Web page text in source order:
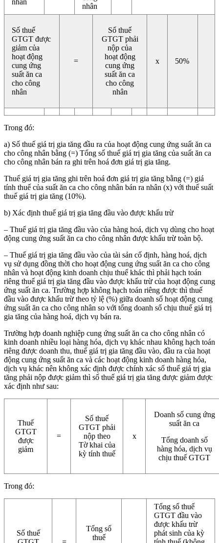
nhân
Số thuế
GTGT được
giảm của
hoạt động
cung ứng
suất ăn ca
cho công
nhân
=
Số thuế
GTGT phải
nộp của
hoạt động
cung ứng
suất ăn ca
cho công
nhân
x 50%
Trong đó:
a) Số thuế giá trị gia tăng đầu ra của hoạt động cung ứng suất ăn ca
cho công nhân bằng (=) Tổng số thuế giá trị gia tăng của suất ăn ca
cho công nhân bán ra ghi trên hoá đơn giá trị gia tăng.
Thuế giá trị gia tăng ghi trên hoá đơn giá trị gia tăng bằng (=) giá
tính thuế của suất ăn ca cho công nhân bán ra nhân (x) với thuế suất
thuế giá trị gia tăng (10%).
b) Xác định thuế giá trị gia tăng đầu vào được khấu trừ
– Thuế giá trị gia tăng đầu vào của hàng hoá, dịch vụ dùng cho hoạt
động cung ứng suất ăn ca cho công nhân được khấu trừ toàn bộ.
– Thuế giá trị gia tăng đầu vào của tài sản cố định, hàng hoá, dịch
vụ sử dụng đồng thời cho hoạt động cung ứng suất ăn ca cho công
nhân và hoạt động kinh doanh chịu thuế khác thì phải hạch toán
riêng thuế giá trị gia tăng đầu vào được khấu trừ của hoạt động cung
ứng suất ăn ca. Trường hợp không hạch toán riêng được thì thuế
đầu vào được khấu trừ theo tỷ lệ (%) giữa doanh số hoạt động cung
ứng suất ăn ca cho công nhân so với tổng doanh số chịu thuế giá trị
gia tăng của hàng hoá, dịch vụ bán ra.
Trường hợp doanh nghiệp cung ứng suất ăn ca cho công nhân có
kinh doanh nhiều loại hàng hóa, dịch vụ khác nhau không hạch toán
riêng được doanh thu, thuế giá trị gia tăng đầu vào, đầu ra của hoạt
động cung ứng suất ăn ca và các hoạt động kinh doanh hàng hóa,
dịch vụ khác nên không xác định được chính xác số thuế giá trị gia
tăng phải nộp được giảm thì số thuế giá trị gia tăng được giảm được
xác định như sau:
Thuế
GTGT
được
giảm
=
Số thuế
GTGT phải
nộp theo
Tờ khai của
kỳ tính thuế
x
Doanh số cung ứng
suất ăn ca
Tổng doanh số
hàng hóa, dịch vụ
chịu thuế GTGT
Trong đó:
Số thuế
Tổng số
thuế
Tổng số thuế
GTGT đầu vào
được khấu trừ
phát sinh của kỳ